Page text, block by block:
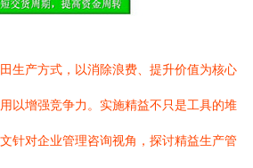
生产方式，以消除浪费、提升价值为核心
以增强竞争力。实施精益不只是工具的堆
针对企业管理咨询视角，探讨精益生产管